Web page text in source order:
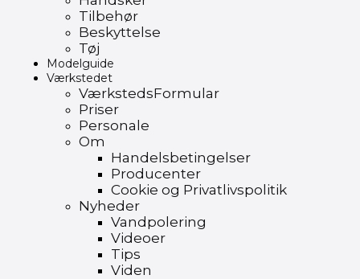
Tilbehør
Beskyttelse
Tøj
Modelguide
Værkstedet
VærkstedsFormular
Priser
Personale
Om
Handelsbetingelser
Producenter
Cookie og Privatlivspolitik
Nyheder
Vandpolering
Videoer
Tips
Viden